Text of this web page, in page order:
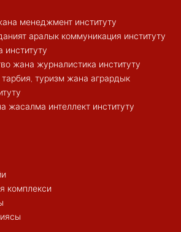
менеджмент институту
аралык коммуникация институту
жана журналистика институту
туризм жана агрардык
жасалма интеллект институту
комплекси